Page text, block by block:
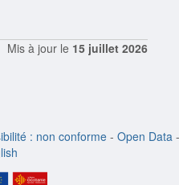
Mis à jour le 15 juillet 2026
: non conforme - Open Data -